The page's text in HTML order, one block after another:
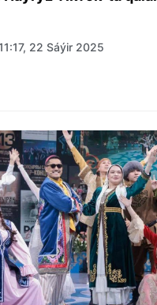
22 Sáýir 2025